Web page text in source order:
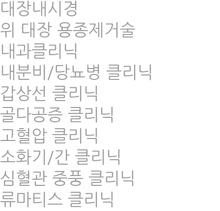
대장내시경
위 대장 용종제거술
내과클리닉
내분비/당뇨병 클리닉
갑상선 클리닉
골다공증 클리닉
고혈압 클리닉
소화기/간 클리닉
심혈관 중풍 클리닉
류마티스 클리닉